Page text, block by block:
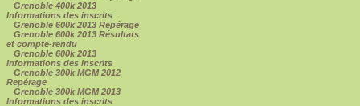
Grenoble 400k 2013
Informations des inscrits
Grenoble 600k 2013 Repérage
Grenoble 600k 2013 Résultats
et compte-rendu
Grenoble 600k 2013
Informations des inscrits
Grenoble 300k MGM 2012
Repérage
Grenoble 300k MGM 2013
Informations des inscrits